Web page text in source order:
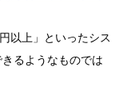
以上」といったシス
るようなものでは